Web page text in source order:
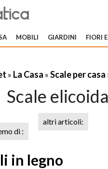
MOBILI GIARDINI FIORI
» La Casa »Scale per casa
Scale
di :
altri articoli:
in legno